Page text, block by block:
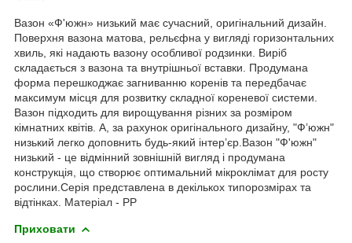
Вазон «Ф'южн» низький має сучасний, оригінальний дизайн.
Поверхня вазона матова, рельєфна у вигляді горизонтальних
хвиль, які надають вазону особливої родзинки. Виріб
складається з вазона та внутрішньої вставки. Продумана
форма перешкоджає загниванню коренів та передбачає
максимум місця для розвитку складної кореневої системи.
Вазон підходить для вирощування різних за розміром
кімнатних квітів. А, за рахунок оригінального дизайну, "Ф’южн"
низький легко доповнить будь-який інтер’єр.Вазон "Ф'южн"
низький - це відмінний зовнішній вигляд і продумана
конструкція, що створює оптимальний мікроклімат для росту
рослини.Серія представлена в декількох типорозмірах та
відтінках. Матеріал - PP
Приховати